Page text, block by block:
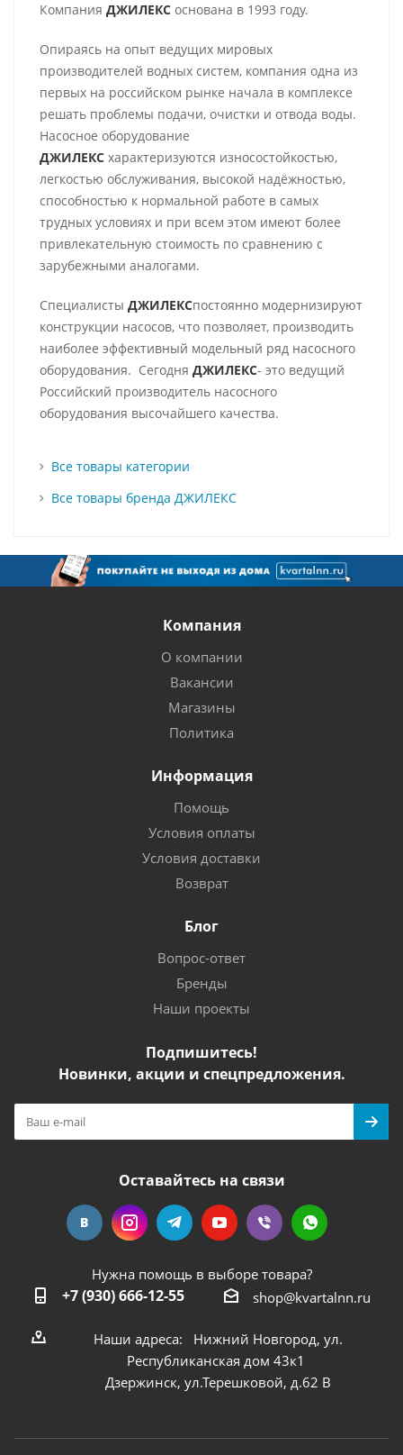
Компания ДЖИЛЕКС основана в 1993 году.
Опираясь на опыт ведущих мировых
производителей водных систем, компания одна из
первых на российском рынке начала в комплексе
решать проблемы подачи, очистки и отвода воды.
Насосное оборудование
ДЖИЛЕКС характеризуются износостойкостью,
легкостью обслуживания, высокой надёжностью,
способностью к нормальной работе в самых
трудных условиях и при всем этом имеют более
привлекательную стоимость по сравнению с
зарубежными аналогами.
Специалисты ДЖИЛЕКСпостоянно модернизируют
конструкции насосов, что позволяет, производить
наиболее эффективный модельный ряд насосного
оборудования. Сегодня ДЖИЛЕКС- это ведущий
Российский производитель насосного
оборудования высочайшего качества.
Все товары категории
Все товары бренда ДЖИЛЕКС
Компания
О компании
Вакансии
Магазины
Политика
Информация
Помощь
Условия оплаты
Условия доставки
Возврат
Блог
Вопрос-ответ
Бренды
Наши проекты
Подпишитесь!
Новинки, акции и спецпредложения.
Оставайтесь на связи
Нужна помощь в выборе товара?
+7 (930) 666-12-55 shop@kvartalnn.ru
Наши адреса: Нижний Новгород, ул.
Республиканская дом 43к1
Дзержинск, ул.Терешковой, д.62 В